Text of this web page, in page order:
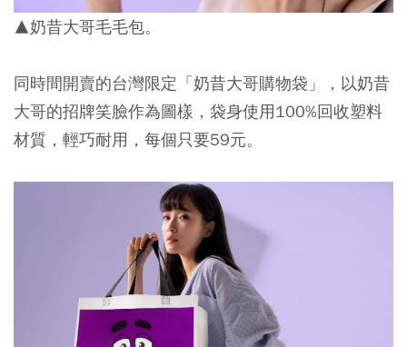
▲奶昔大哥毛毛包。
同時間開賣的台灣限定「奶昔大哥購物袋」
，以奶昔
大哥的招牌笑臉作為圖樣，袋身使用100%回收塑料
材質，輕巧耐用，每個只要59元。